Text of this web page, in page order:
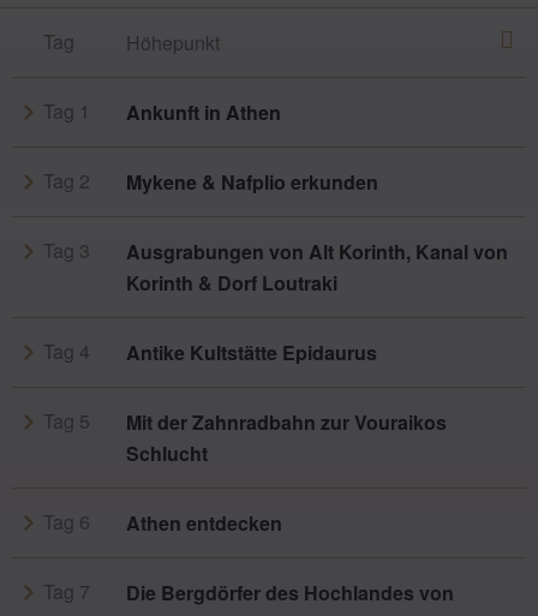
Tag Höhepunkt
Tag 1 Ankunft in Athen
Tag 2 Mykene & Nafplio erkunden
Tag 3
Ausgrabungen von Alt Korinth, Kanal von
Korinth & Dorf Loutraki
Tag 4 Antike Kultstätte Epidaurus
Tag 5
Mit der Zahnradbahn zur Vouraikos
Schlucht
Tag 6 Athen entdecken
Tag 7
Die Bergdörfer des Hochlandes von